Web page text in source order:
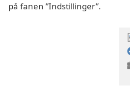
på fanen ”Indstillinger”.